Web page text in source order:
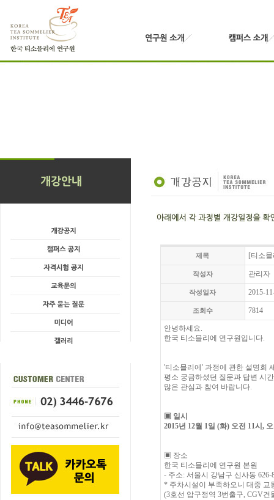
제목 [티소
작성자 관리자
작성일자 2015-
조회수 7814
안녕하세요.
한국 티소믈리에 연구원입니다.
'티소믈리에 ' 과정에 관한 설명회
평소 궁금하셨던 질문과 답변 시
많은 관심과 참여 바랍니다.
▣ 일시
2015년 12월 1일 (화) 오전 11시,
▣ 장소
한국 티소믈리에 연구원 본원
- 주소: 서울시 강남구 신사동 626-
* 주차시설이 부족하오니 대중
(3호선 압구정역 3번출구, CGV건